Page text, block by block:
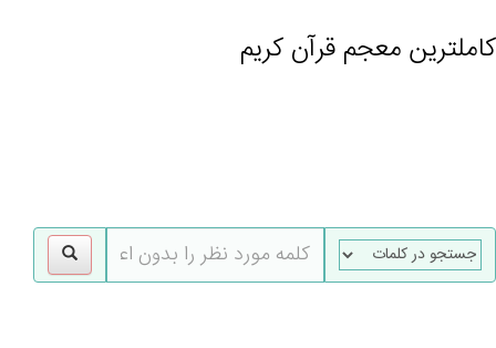
کاملترین معجم قرآن کریم